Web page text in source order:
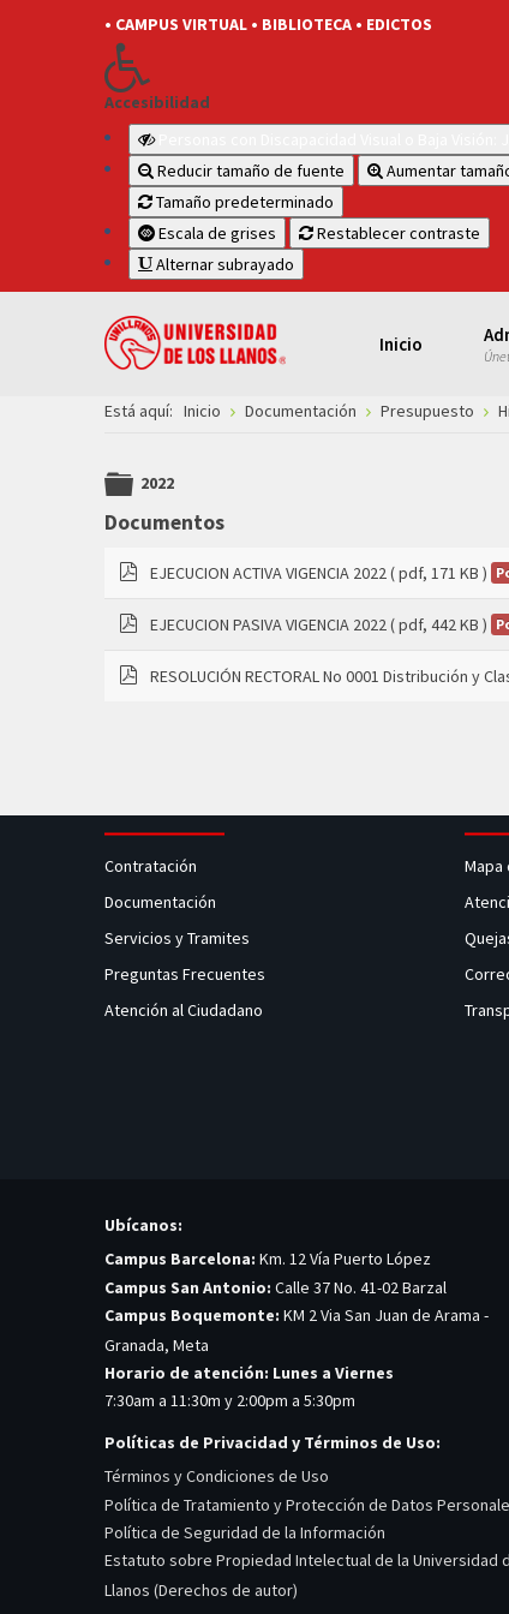
• CAMPUS VIRTUAL • BIBLIOTECA • EDICTOS
Accesibilidad
Reducir tamaño de fuente
Aumentar
Tamaño predeterminado
Escala de grises
Restablecer contraste
Alternar subrayado
Inicio
Está aquí: Inicio Documentación Presupuesto
folder
2022
Documentos
EJECUCION ACTIVA VIGENCIA 2022( pdf, 171 KB )
EJECUCION PASIVA VIGENCIA 2022( pdf, 442 KB )
RESOLUCIÓN RECTORAL No 0001 Distribución
Contratación
Documentación
Servicios y Tramites
Preguntas Frecuentes
Atención al Ciudadano
Mapa
Ubícanos:
Campus Barcelona: Km. 12 Vía Puerto López
Campus San Antonio: Calle 37 No. 41-02 Barzal
Campus Boquemonte: KM 2 Via San Juan de Arama -
Granada, Meta
Horario de atención: Lunes a Viernes
7:30am a 11:30m y 2:00pm a 5:30pm
Políticas de Privacidad y Términos de Uso:
Términos y Condiciones de Uso
Política de Tratamiento y Protección de Datos
Política de Seguridad de la Información
Estatuto sobre Propiedad Intelectual de la Universidad
Llanos (Derechos de autor)